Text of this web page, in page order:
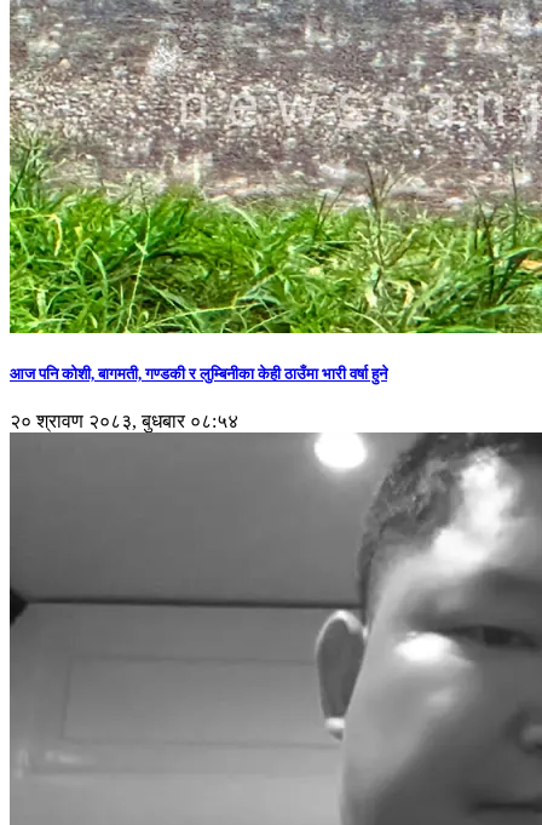
आज पनि कोशी, बागमती, गण्डकी र लुम्बिनीका केही ठाउँमा भारी वर्षा हुने
२० श्रावण २०८३, बुधबार ०८:५४